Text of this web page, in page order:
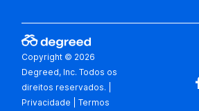
Copyright © 2026
Degreed, Inc. Todos os
direitos reservados.
Privacidade |Termos